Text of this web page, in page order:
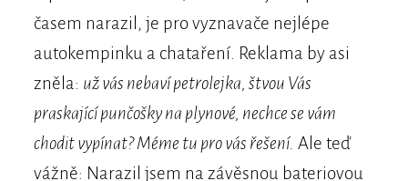
časem narazil, je pro vyznavače nejlépe
autokempinku a chataření. Reklama by asi
zněla: už vás nebaví petrolejka, štvou Vás
praskající punčošky na plynové, nechce se vám
chodit vypínat? Méme tu pro vás řešení. Ale teď
vážně: Narazil jsem na závěsnou bateriovou